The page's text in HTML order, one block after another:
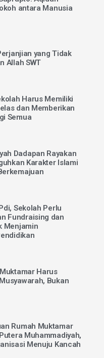
antara Manusia
yang Tidak
Allah SWT
Harus Memiliki
dan Memberikan
Semua
Dadapan Rayakan
Karakter Islami
Sekolah Perlu
Fundraising dan
Menjamin
Harus
Bukan
Rumah Muktamar
Muhammadiyah,
Menuju Kancah